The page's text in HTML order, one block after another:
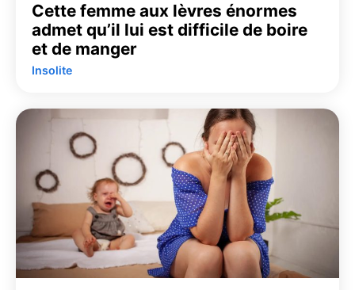
Cette femme aux lèvres énormes
admet qu’il lui est difficile de boire
et de manger
Insolite